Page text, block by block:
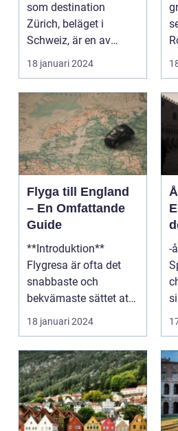
som destination
Zürich, beläget i
Schweiz, är en av
Europas mest
populära dest...
18 januari 2024
Flyga till England
– En Omfattande
Guide
**Introduktion**
Flygresa är ofta det
snabbaste och
bekvämaste sättet att
resa till England från
ol...
18 januari 2024
-